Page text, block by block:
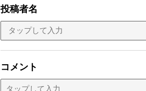
投稿者名
コメント